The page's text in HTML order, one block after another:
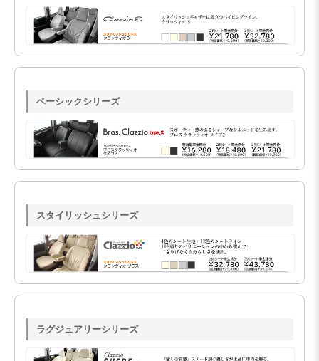
ベーシックシリーズ
スタイリッシュシリーズ
ラグジュアリーシリーズ